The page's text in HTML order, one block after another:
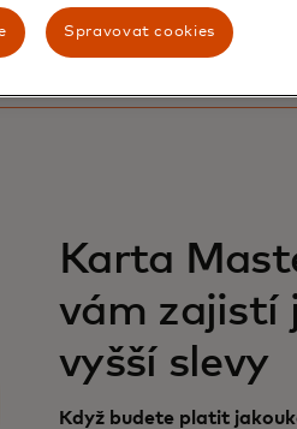
Karta
vám zajistí
vyšší slevy
Když budete platit
Spravovat cookies